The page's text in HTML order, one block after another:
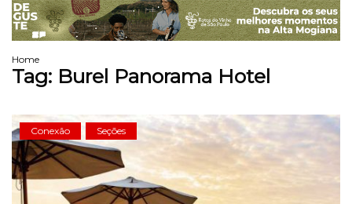
Home
Tag: Burel Panorama Hotel
Conexão Seções